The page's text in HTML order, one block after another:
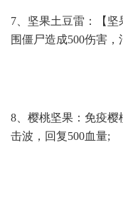
7、坚果土豆雷：【坚
围僵尸造成500伤害，
8、樱桃坚果：免疫
击波，回复500血量;